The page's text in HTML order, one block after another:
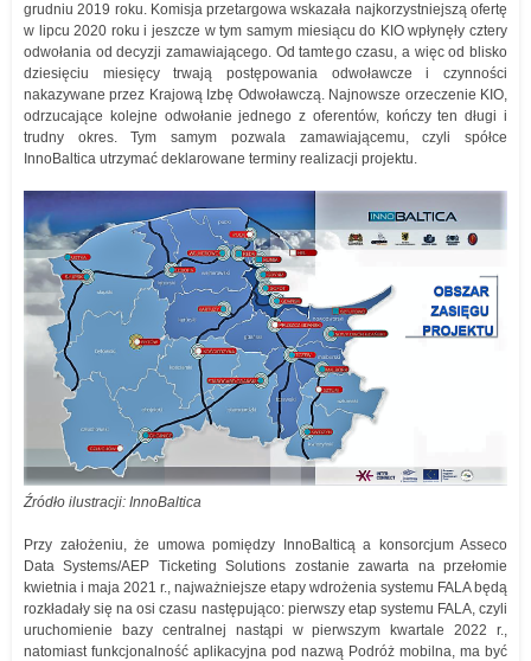
grudniu 2019 roku. Komisja przetargowa wskazała najkorzystniejszą ofertę
w lipcu 2020 roku i jeszcze w tym samym miesiącu do KIO wpłynęły cztery
odwołania od decyzji zamawiającego. Od tamtego czasu, a więc od blisko
dziesięciu miesięcy trwają postępowania odwoławcze i czynności
nakazywane przez Krajową Izbę Odwoławczą. Najnowsze orzeczenie KIO,
odrzucające kolejne odwołanie jednego z oferentów, kończy ten długi i
trudny okres. Tym samym pozwala zamawiającemu, czyli spółce
InnoBaltica utrzymać deklarowane terminy realizacji projektu.
Źródło ilustracji: InnoBaltica
Przy założeniu, że umowa pomiędzy InnoBalticą a konsorcjum Asseco
Data Systems/AEP Ticketing Solutions zostanie zawarta na przełomie
kwietnia i maja 2021 r., najważniejsze etapy wdrożenia systemu FALA będą
rozkładały się na osi czasu następująco: pierwszy etap systemu FALA, czyli
uruchomienie bazy centralnej nastąpi w pierwszym kwartale 2022 r.,
natomiast funkcjonalność aplikacyjna pod nazwą Podróż mobilna, ma być